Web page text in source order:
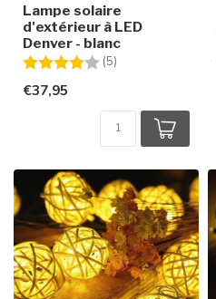
Lampe solaire
d'extérieur à LED
Denver - blanc
Note:
(5)
€37,95